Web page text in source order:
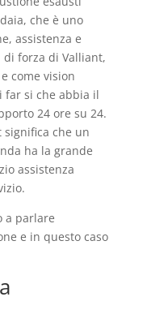
che è uno
assistenza e
forza di Valliant,
come vision
far si che abbia il
24 ore su 24.
significa che un
ha la grande
assistenza
a parlare
e in questo caso